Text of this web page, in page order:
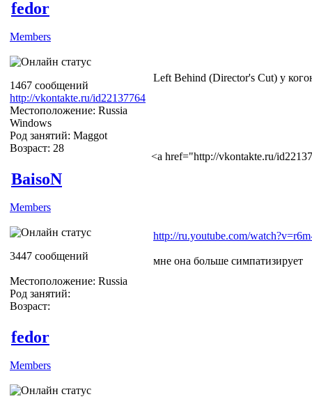
fedor
Members
1467 сообщений
http://vkontakte.ru/id22137764
Местоположение: Russia
Windows
Род занятий: Maggot
Возраст: 28
Left Behind (Director's Cut) у
<a href="http://vkontakte.ru/
BaisoN
Members
3447 сообщений
Местоположение: Russia
Род занятий:
Возраст:
http://ru.youtube.com/
мне она больше симпатизирует
fedor
Members